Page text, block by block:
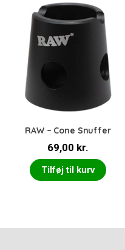
RAW – Cone Snuffer
69,00 kr.
Tilføj til kurv